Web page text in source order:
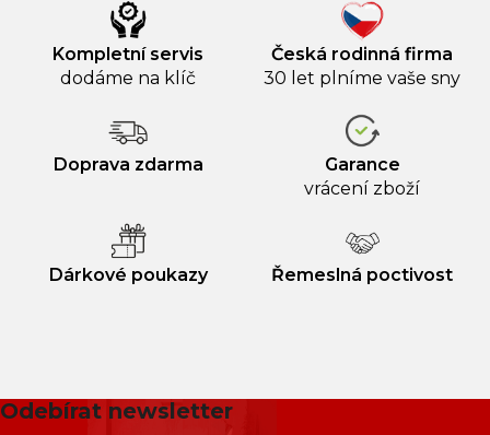
Kompletní servis
dodáme na klíč
Česká rodinná firma
30 let plníme vaše sny
Doprava zdarma
Garance
vrácení zboží
Dárkové poukazy Řemeslná poctivost
Odebírat newsletter